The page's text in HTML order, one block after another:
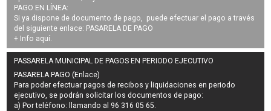
PAGO EN LÍNEA:
Si ya dispone de documento de pago, puede efectuar el pago a través
del siguiente enlace: PASARELA DE PAGO
+ Info aquí.
PASSARELA MUNICIPAL DE PAGOS EN PERIODO EJECUTIVO
PASARELA PAGO (Enlace)
Para poder efectuar pagos derecibos y liquidaciones en periodo
ejecutivo, se podrán solicitar los documentos de pago:
a) Por teléfono: llamando al 96 316 05 65.